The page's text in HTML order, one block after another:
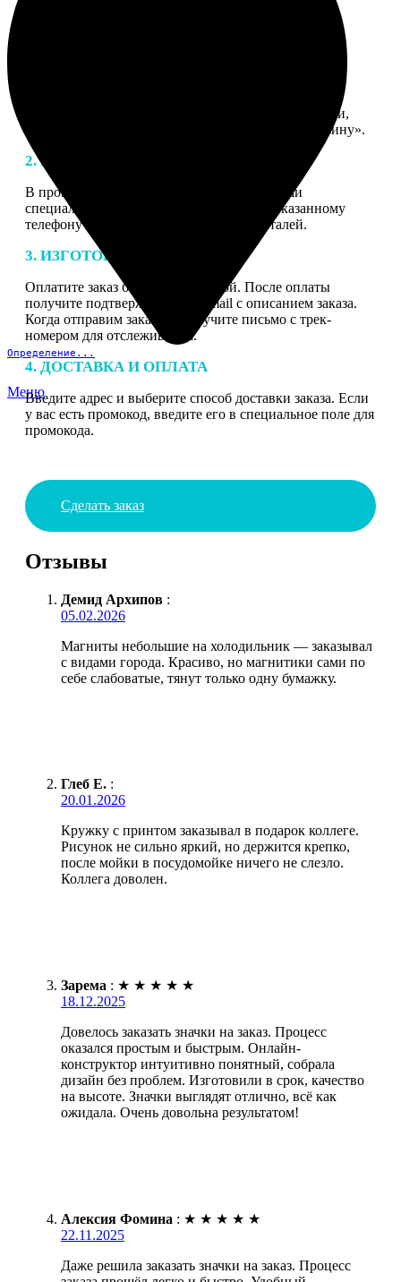
Определение...
Меню
Нажмите «Сделать заказ», выберите тип продукции,
загрузите фотографии, нажмите «Добавить в корзину».
2. МАКЕТ
В процессе подготовки заказа к печати наши
специалисты могут связаться с Вами по указанному
телефону или email для согласования деталей.
3. ИЗГОТОВЛЕНИЕ
Оплатите заказ банковской картой. После оплаты
получите подтверждение на email с описанием заказа.
Когда отправим заказ вы получите письмо с трек-
номером для отслеживания.
4. ДОСТАВКА И ОПЛАТА
Введите адрес и выберите способ доставки заказа. Если
у вас есть промокод, введите его в специальное поле для
промокода.
Сделать заказ
Отзывы
Демид Архипов :
05.02.2026
Магниты небольшие на холодильник — заказывал
с видами города. Красиво, но магнитики сами по
себе слабоватые, тянут только одну бумажку.
Глеб Е. :
20.01.2026
Кружку с принтом заказывал в подарок коллеге.
Рисунок не сильно яркий, но держится крепко,
после мойки в посудомойке ничего не слезло.
Коллега доволен.
Зарема : ★ ★ ★ ★ ★
18.12.2025
Довелось заказать значки на заказ. Процесс
оказался простым и быстрым. Онлайн-
конструктор интуитивно понятный, собрала
дизайн без проблем. Изготовили в срок, качество
на высоте. Значки выглядят отлично, всё как
ожидала. Очень довольна результатом!
Алексия Фомина : ★ ★ ★ ★ ★
22.11.2025
Даже решила заказать значки на заказ. Процесс